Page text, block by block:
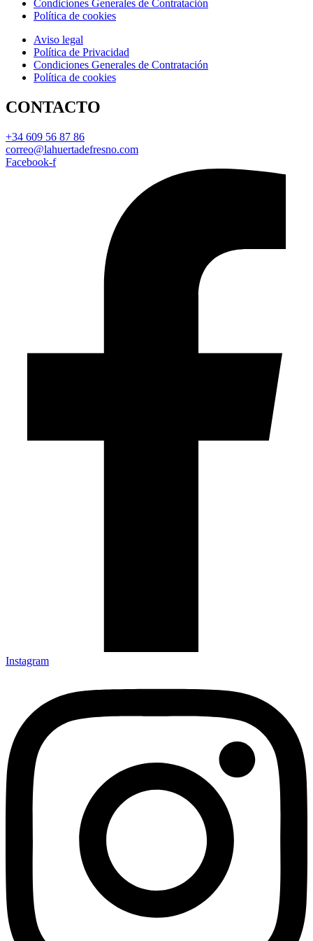
Condiciones Generales de Contratación
Política de cookies
Aviso legal
Política de Privacidad
Condiciones Generales de Contratación
Política de cookies
CONTACTO
+34 609 56 87 86
correo@lahuertadefresno.com
Facebook-f
Instagram